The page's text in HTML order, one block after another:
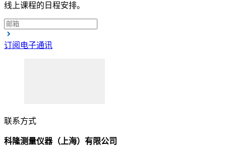
线上课程的日程安排。
订阅电子通讯
联系方式
科隆测量仪器（上海）有限公司